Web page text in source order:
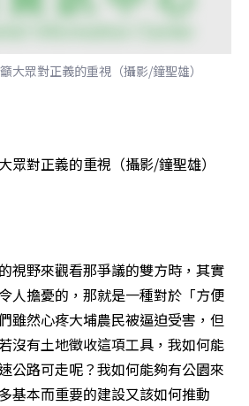
大眾對正義的重視（攝影/鐘聖雄）
眾對正義的重視（攝影/鐘聖雄）
視野來觀看那爭議的雙方時，其實
人擔憂的，那就是一種對於「方便
雖然心疼大埔農民被逼迫受害，但
沒有土地徵收這項工具，我如何能
公路可走呢？我如何能夠有公園來
基本而重要的建設又該如何推動